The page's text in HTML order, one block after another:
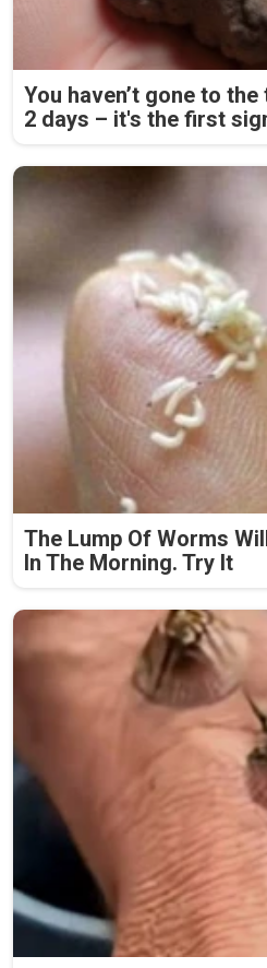
You haven’t gone to
2 days – it's the first
The Lump Of Worms
In The Morning. Try It